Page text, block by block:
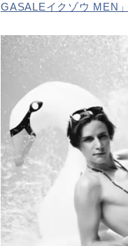
GASALEイクゾウ MEN